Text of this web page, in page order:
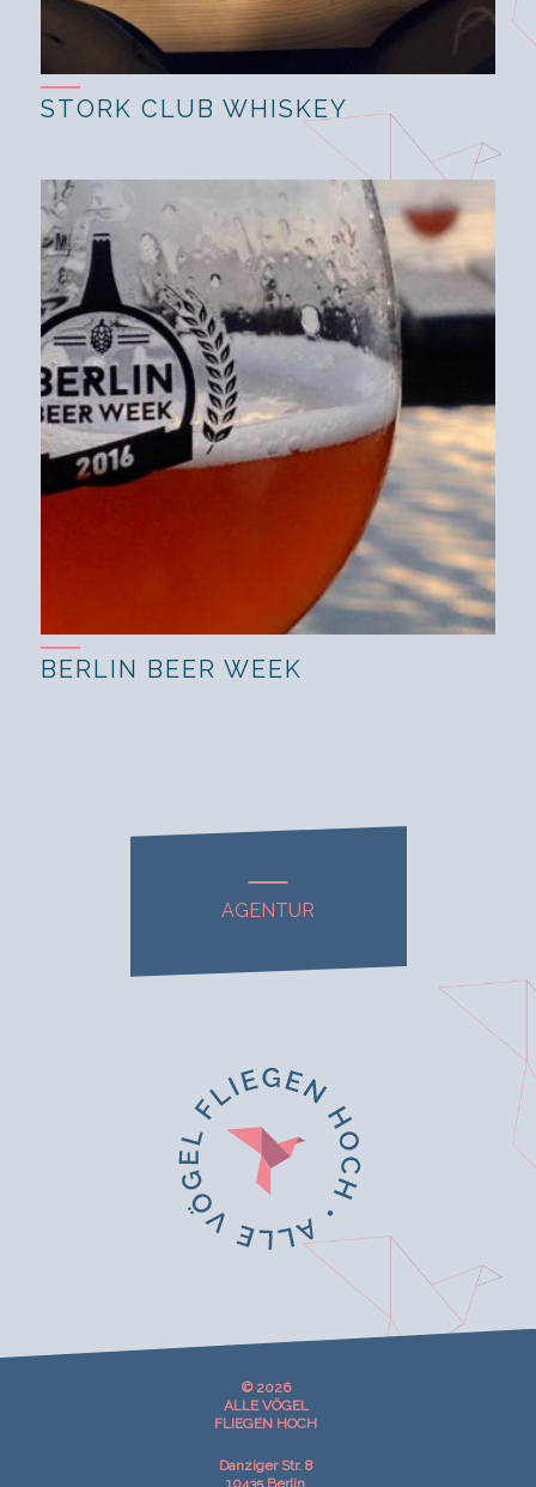
STORK CLUB WHISKEY
BERLIN BEER WEEK
AGENTUR
© 2026
ALLE VÖGEL
FLIEGEN HOCH
Danziger Str. 8
10435 Berlin